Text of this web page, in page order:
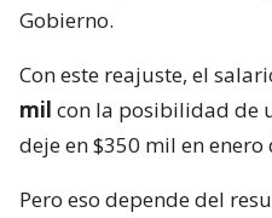
Gobierno.
Con este reajuste, el
mil con la posibilidad de
deje en $350 mil en enero
Pero eso depende del